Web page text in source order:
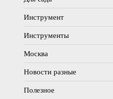
Инструмент
Инструменты
Москва
Новости разные
Полезное